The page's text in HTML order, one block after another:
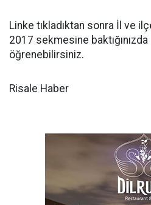
Linke tıkladıktan sonra İl ve
2017 sekmesine
öğrenebilirsiniz.
Risale Haber